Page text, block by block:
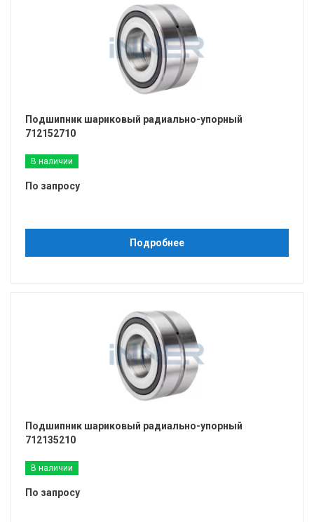
Подшипник шариковый радиально-упорный
712152710
В наличии
По запросу
Подробнее
Подшипник шариковый радиально-упорный
712135210
В наличии
По запросу